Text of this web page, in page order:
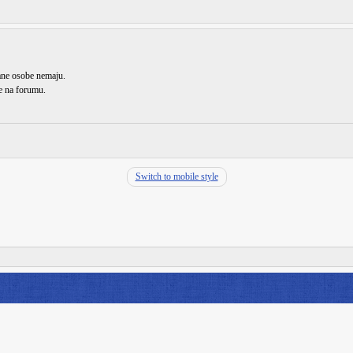
osobe nemaju.
na forumu.
Switch to mobile style